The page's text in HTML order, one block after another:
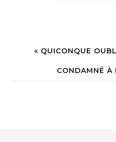
« QUICONQUE
CONDAMNÉ À